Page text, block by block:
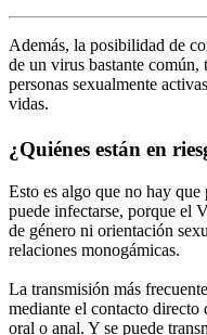
Además, la posibilidad de
de un virus bastante común,
personas sexualmente
vidas.
¿Quiénes están en
Esto es algo que no hay
puede infectarse, porque el
de género ni orientación
relaciones monogámicas.
La transmisión más
mediante el contacto
oral o anal. Y se puede